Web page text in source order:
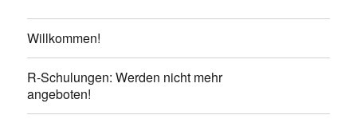
Willkommen!
R-Schulungen: Werden nicht mehr
angeboten!